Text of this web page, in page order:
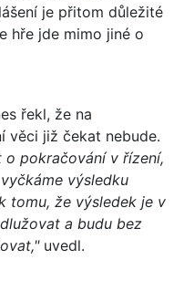
je přitom důležité
hře jde mimo jiné o
řekl, že na
věci již čekat nebude.
pokračování v řízení,
výsledku
tomu, že výsledek je v
a budu bez
uvedl.